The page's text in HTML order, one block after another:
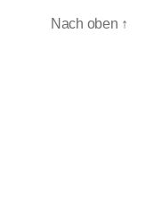
Nach oben ↑